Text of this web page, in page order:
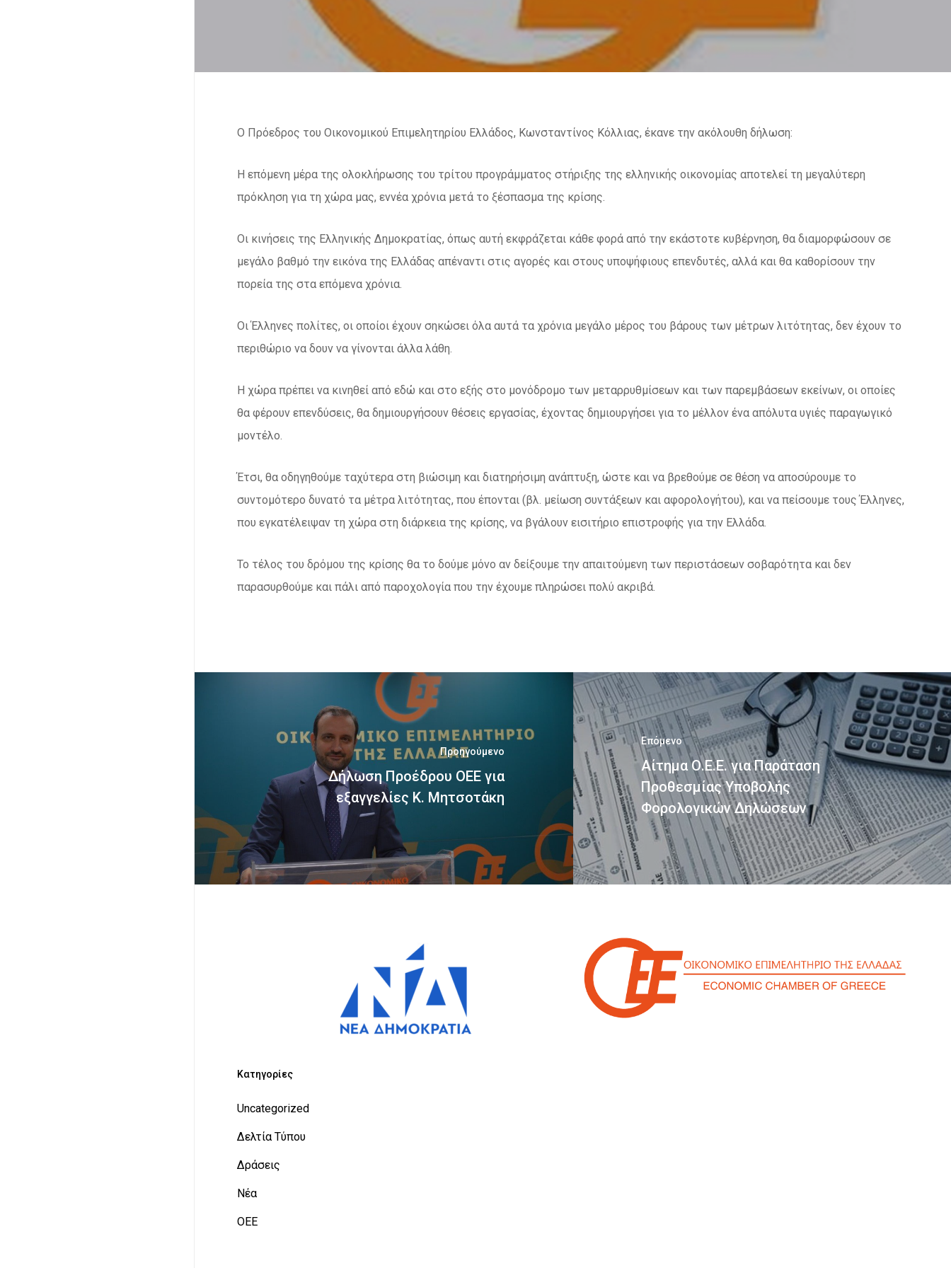
O Πρόεδρος του Οικονομικού Επιμελητηρίου Ελλάδος, Κωνσταντίνος Κόλλιας, έκανε την ακόλουθη δήλωση:
Η επόμενη μέρα της ολοκλήρωσης του τρίτου προγράμματος στήριξης της ελληνικής οικονομίας αποτελεί τη μεγαλύτερη
πρόκληση για τη χώρα μας, εννέα χρόνια μετά το ξέσπασμα της κρίσης.
Οι κινήσεις της Ελληνικής Δημοκρατίας, όπως αυτή εκφράζεται κάθε φορά από την εκάστοτε κυβέρνηση, θα διαμορφώσουν σε
μεγάλο βαθμό την εικόνα της Ελλάδας απέναντι στις αγορές και στους υποψήφιους επενδυτές, αλλά και θα καθορίσουν την
πορεία της στα επόμενα χρόνια.
Οι Έλληνες πολίτες, οι οποίοι έχουν σηκώσει όλα αυτά τα χρόνια μεγάλο μέρος του βάρους των μέτρων λιτότητας, δεν έχουν το
περιθώριο να δουν να γίνονται άλλα λάθη.
Η χώρα πρέπει να κινηθεί από εδώ και στο εξής στο μονόδρομο των μεταρρυθμίσεων και των παρεμβάσεων εκείνων, οι οποίες
θα φέρουν επενδύσεις, θα δημιουργήσουν θέσεις εργασίας, έχοντας δημιουργήσει για το μέλλον ένα απόλυτα υγιές παραγωγικό
μοντέλο.
Έτσι, θα οδηγηθούμε ταχύτερα στη βιώσιμη και διατηρήσιμη ανάπτυξη, ώστε και να βρεθούμε σε θέση να αποσύρουμε το
συντομότερο δυνατό τα μέτρα λιτότητας, που έπονται (βλ. μείωση συντάξεων και αφορολογήτου), και να πείσουμε τους Έλληνες,
που εγκατέλειψαν τη χώρα στη διάρκεια της κρίσης, να βγάλουν εισιτήριο επιστροφής για την Ελλάδα.
Το τέλος του δρόμου της κρίσης θα το δούμε μόνο αν δείξουμε την απαιτούμενη των περιστάσεων σοβαρότητα και δεν
παρασυρθούμε και πάλι από παροχολογία που την έχουμε πληρώσει πολύ ακριβά.
Προηγούμενο
Δήλωση Προέδρου ΟΕΕ για
εξαγγελίες Κ. Μητσοτάκη
Επόμενο
Αίτημα Ο.Ε.Ε. για Παράταση
Προθεσμίας Υποβολής
Φορολογικών Δηλώσεων
Kατηγορίες
Uncategorized
Δελτία Τύπου
Δράσεις
Νέα
ΟΕΕ